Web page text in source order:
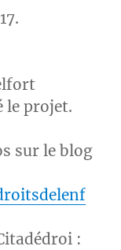
le projet.
sur le blog
: